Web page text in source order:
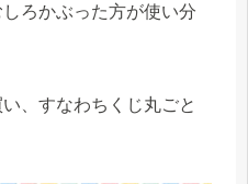
ろかぶった方が使い分
、すなわちくじ丸ごと